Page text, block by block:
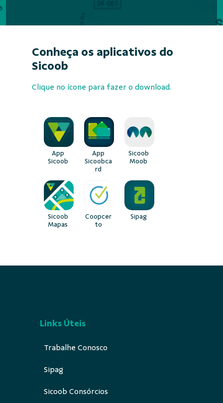
Conheça os aplicativos do
Sicoob
Clique no ícone para fazer o download.
App
Sicoob
App
Sicoobca
rd
Sicoob
Moob
Sicoob
Mapas
Coopcer
to
Sipag
Links Úteis
Trabalhe Conosco
Sipag
Sicoob Consórcios